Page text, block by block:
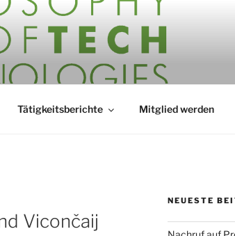
Tätigkeitsberichte Mitglied werden
Vicončaij
NEUESTE